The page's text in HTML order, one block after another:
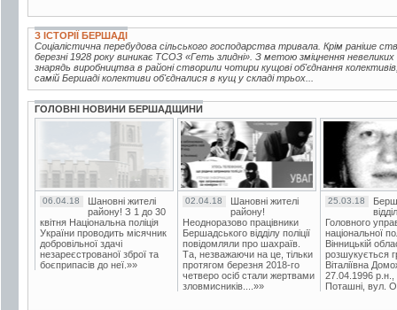
З ІСТОРІЇ БЕРШАДІ
Соціалістична перебудова сільського господарства тривала. Крім раніше
березні 1928 року виникає ТСОЗ «Геть злидні». З метою зміцнення
знарядь виробництва в районі створили чотири кущові об'єднання
самій Бершаді колективи об'єдналися в кущ у складі трьох...
ГОЛОВНІ НОВИНИ БЕРШАДЩИНИ
06.04.18
Шановні жителі
району! З 1 до 30
квітня Національна поліція
України проводить місячник
добровільної здачі
незареєстрованої зброї та
боєприпасів до неї.»»
02.04.18
Шановні жителі
району!
Неодноразово працівники
Бершадського відділу поліції
повідомляли про шахраїв.
Та, незважаючи на це, тільки
протягом березня 2018-го
четверо осіб стали жертвами
зловмисників....»»
25.03.18
Головного
національної
Вінницькій
розшукується
Віталіївна
27.04.1996 р.н.,
Поташні, вул.